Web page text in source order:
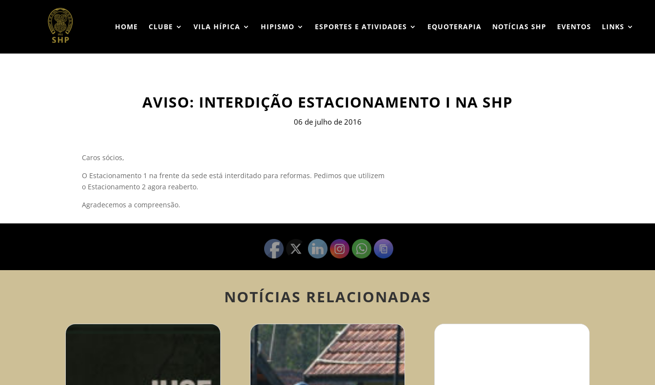
HOME CLUBE VILA HÍPICA HIPISMO ESPORTES E ATIVIDADES EQUOTERAPIA NOTÍCIAS SHP EVENTOS LINKS
AVISO: INTERDIÇÃO ESTACIONAMENTO I NA SHP
06 de julho de 2016
Caros sócios,
O Estacionamento 1 na frente da sede está interditado para reformas. Pedimos que utilizem
o Estacionamento 2 agora reaberto.
Agradecemos a compreensão.
NOTÍCIAS RELACIONADAS